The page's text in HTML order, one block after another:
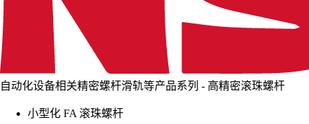
自动化设备相关精密螺杆滑轨等产品系列 - 高精密滚珠螺杆
小型化 FA 滚珠螺杆